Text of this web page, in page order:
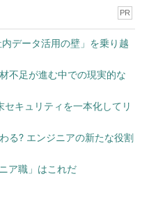
PR
データ活用の壁」を乗り越
不足が進む中での現実的な
キュリティを一本化してリ
る? エンジニアの新たな役割
ア職」はこれだ